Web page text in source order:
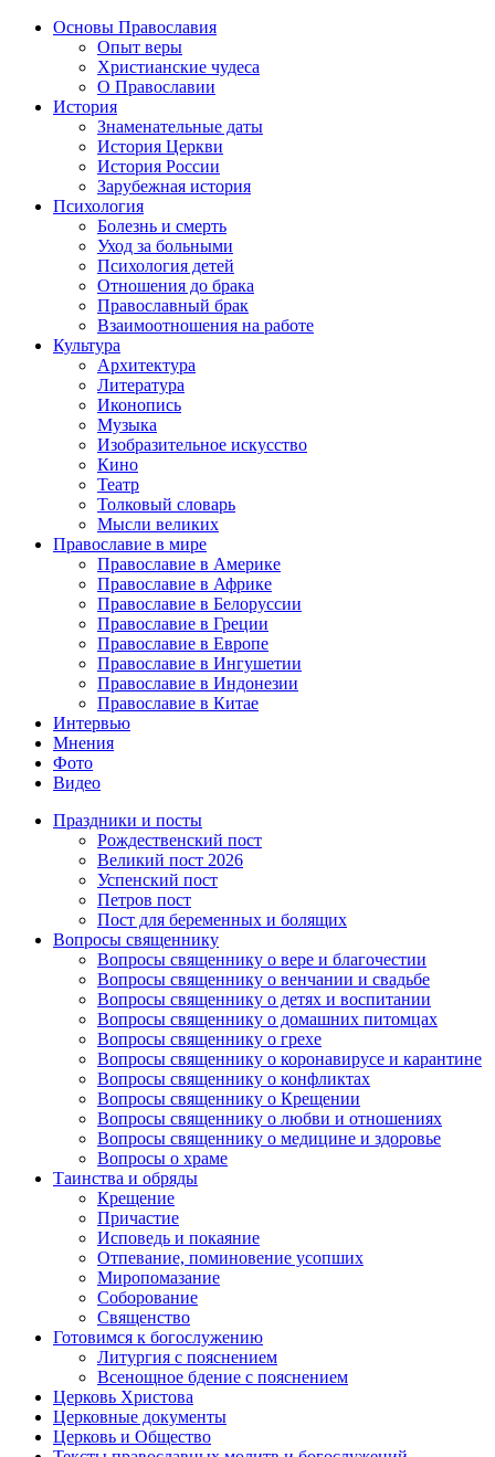
Основы Православия
Опыт веры
Христианские чудеса
О Православии
История
Знаменательные даты
История Церкви
История России
Зарубежная история
Психология
Болезнь и смерть
Уход за больными
Психология детей
Отношения до брака
Православный брак
Взаимоотношения на работе
Культура
Архитектура
Литература
Иконопись
Музыка
Изобразительное искусство
Кино
Театр
Толковый словарь
Мысли великих
Православие в мире
Православие в Америке
Православие в Африке
Православие в Белоруссии
Православие в Греции
Православие в Европе
Православие в Ингушетии
Православие в Индонезии
Православие в Китае
Интервью
Мнения
Фото
Видео
Праздники и посты
Рождественский пост
Великий пост 2026
Успенский пост
Петров пост
Пост для беременных и болящих
Вопросы священнику
Вопросы священнику о вере и благочестии
Вопросы священнику о венчании и свадьбе
Вопросы священнику о детях и воспитании
Вопросы священнику о домашних питомцах
Вопросы священнику о грехе
Вопросы священнику о коронавирусе и карантине
Вопросы священнику о конфликтах
Вопросы священнику о Крещении
Вопросы священнику о любви и отношениях
Вопросы священнику о медицине и здоровье
Вопросы о храме
Таинства и обряды
Крещение
Причастие
Исповедь и покаяние
Отпевание, поминовение усопших
Миропомазание
Соборование
Священство
Готовимся к богослужению
Литургия с пояснением
Всенощное бдение с пояснением
Церковь Христова
Церковные документы
Церковь и Общество